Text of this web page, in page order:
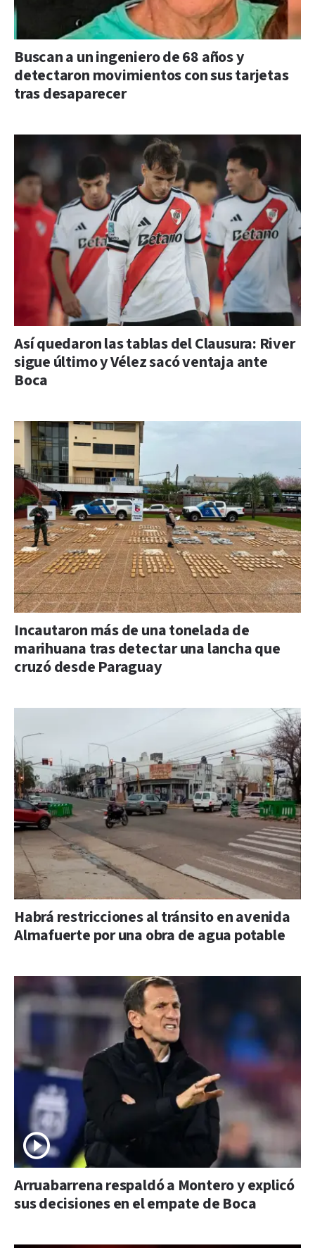
Buscan a un ingeniero de 68 años y
detectaron movimientos con sus tarjetas
tras desaparecer
Así quedaron las tablas del Clausura: River
sigue último y Vélez sacó ventaja ante
Boca
Incautaron más de una tonelada de
marihuana tras detectar una lancha que
cruzó desde Paraguay
Habrá restricciones al tránsito en avenida
Almafuerte por una obra de agua potable
Arruabarrena respaldó a Montero y explicó
sus decisiones en el empate de Boca